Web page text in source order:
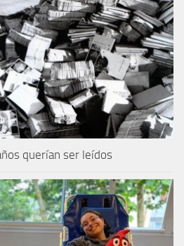
querían ser leídos